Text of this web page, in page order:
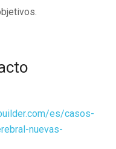
es/casos-
nuevas-